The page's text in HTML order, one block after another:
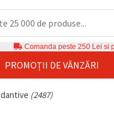
Comanda peste 250 Lei si
PROMOȚII DE VÂNZĂRI
(2487)